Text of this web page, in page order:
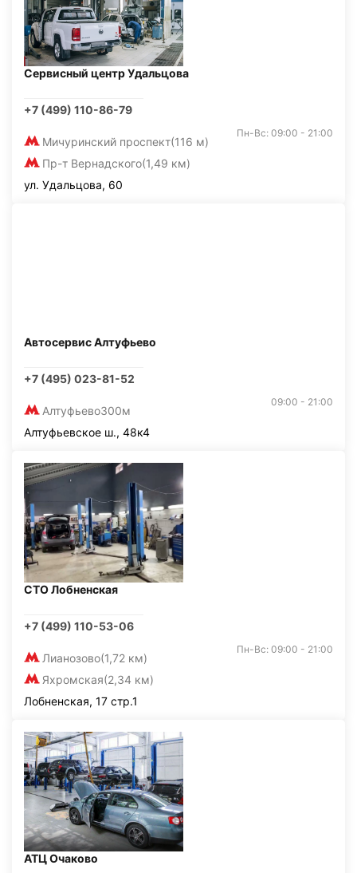
Сервисный центр Удальцова
+7 (499) 110-86-79
Мичуринский проспект(116 м)
Пр-т Вернадского(1,49 км)
Пн-Вс: 09:00 - 21:00
ул. Удальцова, 60
Автосервис Алтуфьево
+7 (495) 023-81-52
Алтуфьево300м
09:00 - 21:00
Алтуфьевское ш., 48к4
СТО Лобненская
+7 (499) 110-53-06
Лианозово(1,72 км)
Яхромская(2,34 км)
Пн-Вс: 09:00 - 21:00
Лобненская, 17 стр.1
АТЦ Очаково